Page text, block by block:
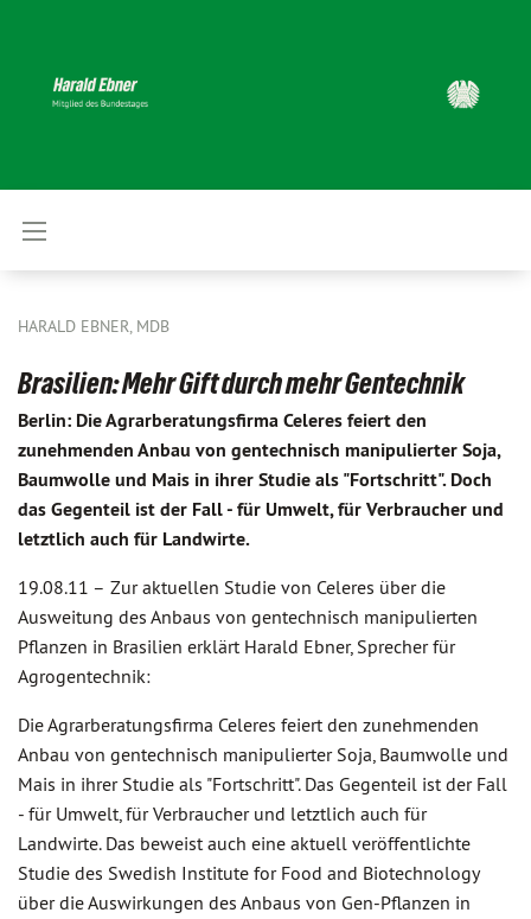
HARALD EBNER, MDB
Brasilien: Mehr Gift durch mehr Gentechnik
Berlin: Die Agrarberatungsfirma Celeres feiert den
zunehmenden Anbau von gentechnisch manipulierter Soja,
Baumwolle und Mais in ihrer Studie als "Fortschritt". Doch
das Gegenteil ist der Fall - für Umwelt, für Verbraucher und
letztlich auch für Landwirte.
19.08.11 – Zur aktuellen Studie von Celeres über die
Ausweitung des Anbaus von gentechnisch manipulierten
Pflanzen in Brasilien erklärt Harald Ebner, Sprecher für
Agrogentechnik:
Die Agrarberatungsfirma Celeres feiert den zunehmenden
Anbau von gentechnisch manipulierter Soja, Baumwolle und
Mais in ihrer Studie als "Fortschritt". Das Gegenteil ist der Fall
- für Umwelt, für Verbraucher und letztlich auch für
Landwirte. Das beweist auch eine aktuell veröffentlichte
Studie des Swedish Institute for Food and Biotechnology
über die Auswirkungen des Anbaus von Gen-Pflanzen in